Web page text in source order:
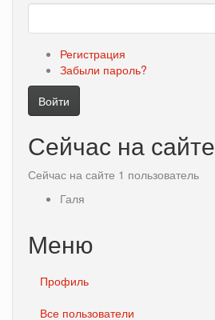
Регистрация
Забыли пароль?
Войти
Сейчас на сайте
Сейчас на сайте 1 пользователь
Галя
Меню
Профиль
Все пользователи